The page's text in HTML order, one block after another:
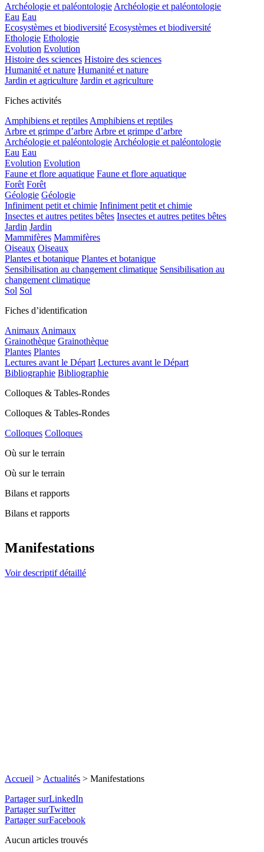
Archéologie et paléontologie Archéologie et paléontologie
Eau Eau
Ecosystèmes et biodiversité Ecosystèmes et biodiversité
Ethologie Ethologie
Evolution Evolution
Histoire des sciences Histoire des sciences
Humanité et nature Humanité et nature
Jardin et agriculture Jardin et agriculture
Fiches activités
Amphibiens et reptiles Amphibiens et reptiles
Arbre et grimpe d’arbre Arbre et grimpe d’arbre
Archéologie et paléontologie Archéologie et paléontologie
Eau Eau
Evolution Evolution
Faune et flore aquatique Faune et flore aquatique
Forêt Forêt
Géologie Géologie
Infiniment petit et chimie Infiniment petit et chimie
Insectes et autres petites bêtes Insectes et autres petites bêtes
Jardin Jardin
Mammifères Mammifères
Oiseaux Oiseaux
Plantes et botanique Plantes et botanique
Sensibilisation au changement climatique Sensibilisation au
changement climatique
Sol Sol
Fiches d’identification
Animaux Animaux
Grainothèque Grainothèque
Plantes Plantes
Lectures avant le Départ Lectures avant le Départ
Bibliographie Bibliographie
Colloques & Tables-Rondes
Colloques & Tables-Rondes
Colloques Colloques
Où sur le terrain
Où sur le terrain
Bilans et rapports
Bilans et rapports
Manifestations
Voir descriptif détaillé
Accueil > Actualités > Manifestations
Partager surLinkedIn
Partager surTwitter
Partager surFacebook
Aucun articles trouvés